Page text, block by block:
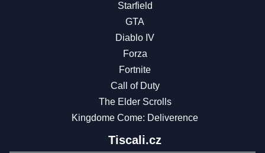
Starfield
GTA
Diablo IV
Forza
Fortnite
Call of Duty
The Elder Scrolls
Kingdome Come: Deliverence
Tiscali.cz